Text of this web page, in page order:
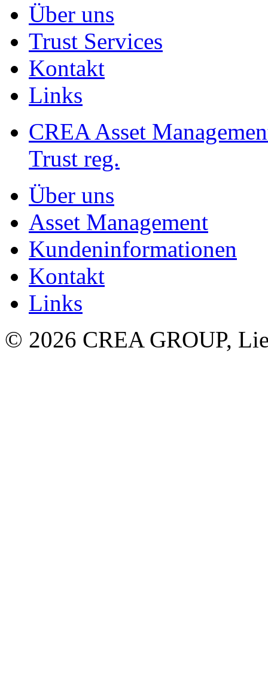
Über uns
Trust Services
Kontakt
Links
CREA Asset
Trust reg.
Über uns
Asset Management
Kundeninformationen
Kontakt
Links
© 2026 CREA GROUP,